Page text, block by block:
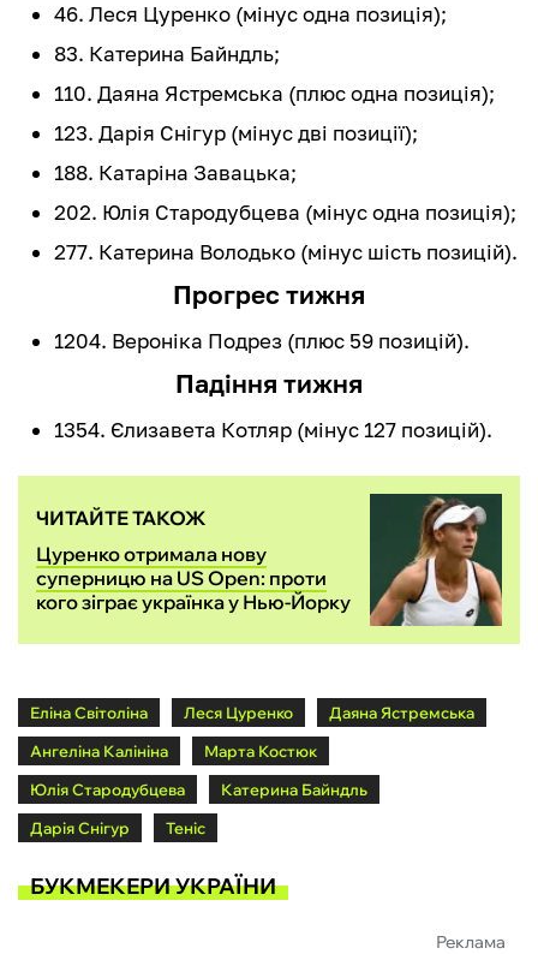
46. Леся Цуренко (мінус одна позиція);
83. Катерина Байндль;
110. Даяна Ястремська (плюс одна позиція);
123. Дарія Снігур (мінус дві позиції);
188. Катаріна Завацька;
202. Юлія Стародубцева (мінус одна позиція);
277. Катерина Володько (мінус шість позицій).
Прогрес тижня
1204. Вероніка Подрез (плюс 59 позицій).
Падіння тижня
1354. Єлизавета Котляр (мінус 127 позицій).
ЧИТАЙТЕ ТАКОЖ
Цуренко отримала нову
суперницю на US Open: проти
кого зіграє українка у Нью-Йорку
Еліна Світоліна Леся Цуренко
Даяна Ястремська
Ангеліна Калініна
Марта Костюк
Юлія Стародубцева
Катерина Байндль
Дарія Снігур
Теніс
БУКМЕКЕРИ УКРАЇНИ
Реклама